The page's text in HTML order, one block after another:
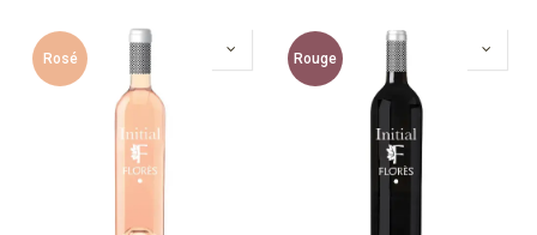
Rosé Rouge